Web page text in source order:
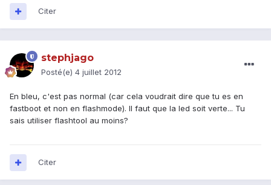
Citer
stephjago
Posté(e) 4 juillet 2012
En bleu, c'est pas normal (car cela voudrait dire que tu es en
fastboot et non en flashmode). Il faut que la led soit verte... Tu
sais utiliser flashtool au moins?
Citer